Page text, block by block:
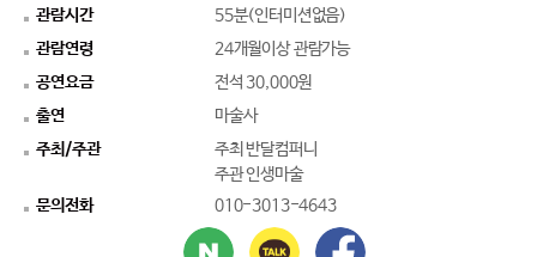
관람시간
55분(인터미션없음)
관람연령
24개월이상 관람가능
공연요금
전석 30,000원
출연
마술사
주최/주관
주최 반달컴퍼니
주관 인생마술
문의전화
010-3013-4643